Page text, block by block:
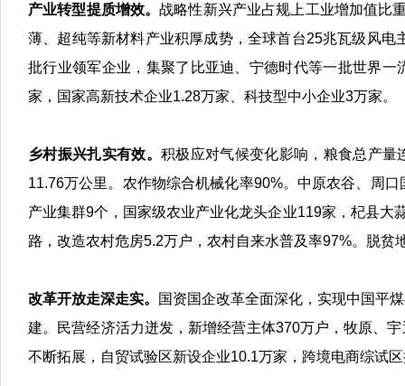
产业转型提质增效。战略性新兴产业占规上工业增加值比
薄、超纯等新材料产业积厚成势，全球首台25兆瓦级风
批行业领军企业，集聚了比亚迪、宁德时代等一批世界一
家，国家高新技术企业1.28万家、科技型中小企业3万家。
乡村振兴扎实有效。 积极应对气候变化影响， 粮食总产量
11.76万公里。农作物综合机械化率90%。中原农谷、周
产业集群9个，国家级农业产业化龙头企业119家，杞县大
路，改造农村危房5.2万户，农村自来水普及率97%。脱
改革开放走深走实。
国资国企改革全面深化，实现中国平
建。民营经济活力迸发，新增经营主体370万户，牧原、
不断拓展，自贸试验区新设企业10.1万家，跨境电商综试